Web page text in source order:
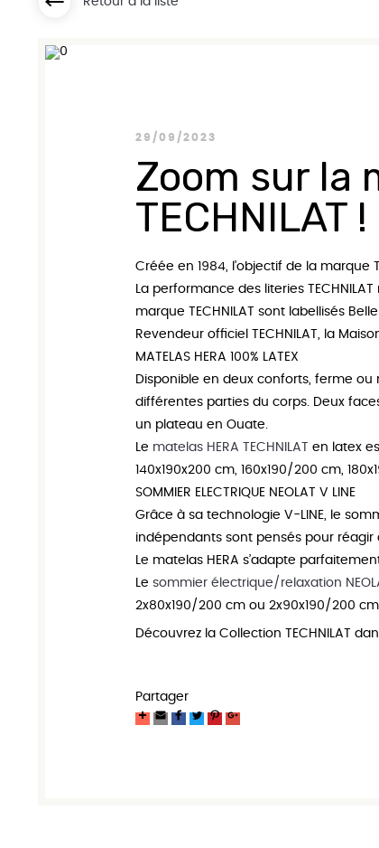
29/09/2023
Zoom sur la
TECHNILAT !
Créée en 1984, l’objectif de la marque
La performance des literies
TECHNILAT
marque TECHNILAT
sont labellisés
Revendeur officiel
TECHNILAT , la
MATELAS HERA 100% LATEX
Disponible en deux conforts, ferme ou
différentes parties du corps. Deux
un plateau en Ouate.
Le matelas HERA TECHNILAT en latex
140x190x200 cm, 160x190/200 cm,
SOMMIER ELECTRIQUE NEOLAT V LINE
Grâce à sa technologie V-LINE, le
indépendants sont pensés pour
Le matelas HERA s’adapte
Le sommier électrique/relaxation
2x80x190/200 cm ou 2x90x190/200 cm
Découvrez la Collection TECHNILAT
Partager